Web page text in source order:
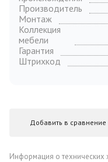
Производитель
Монтаж
Коллекция
мебели
Гарантия
Штрихкод
Добавить в сравнение
Информация о технических